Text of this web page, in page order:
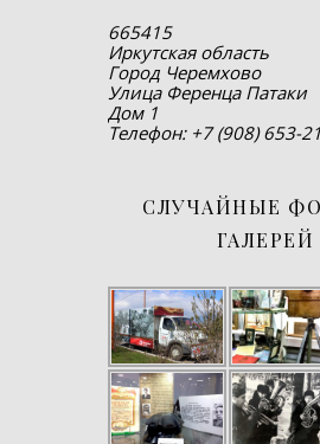
665415
Иркутская область
Город Черемхово
Улица Ференца Патаки
Дом 1
Телефон: +7 (908) 653-
СЛУЧАЙНЫЕ
ГАЛЕРЕЙ